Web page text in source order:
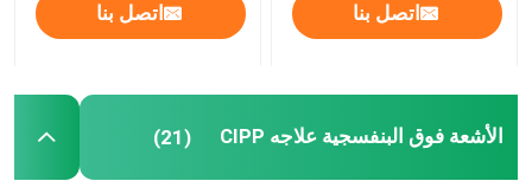
فوهة تنظيف المياه النفاثة
تأجير المعدات بدون حفر
سدادة الأنابيب القابلة للنفخ
اتصل بنا اتصل بنا
الأشعة فوق البنفسجية علاجه CIPP (21)